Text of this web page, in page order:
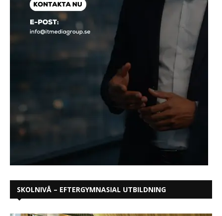
SKOLNIVÅ – EFTERGYMNASIAL UTBILDNING